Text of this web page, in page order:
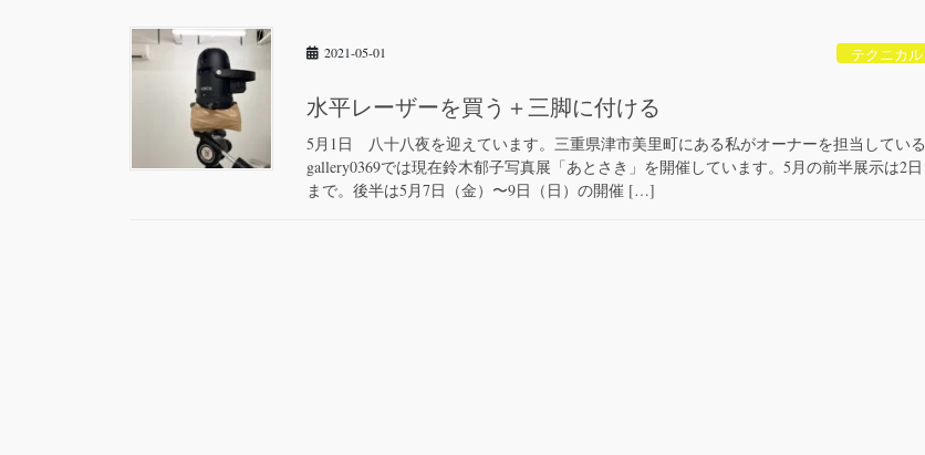
2021-05-01 テクニカル
水平レーザーを買う＋三脚に付ける
5月1日 八十八夜を迎えています。三重県津市美里町にある私がオーナーを担当している
gallery0369では現在鈴木郁子写真展「あとさき」を開催しています。5月の前半展示は2日
まで。後半は5月7日（金）〜9日（日）の開催 […]